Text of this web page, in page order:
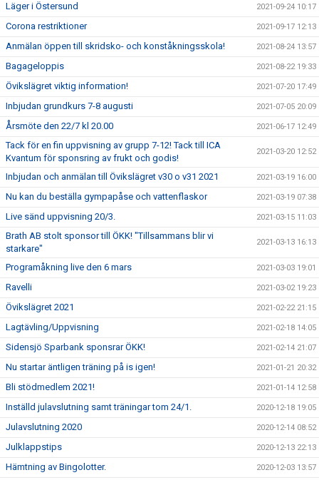
Läger i Östersund 2021-09-24 10:17
Corona restriktioner 2021-09-17 12:13
Anmälan öppen till skridsko- och konståkningsskola! 2021-08-24 13:57
Bagageloppis 2021-08-22 19:33
Övikslägret viktig information! 2021-07-20 17:49
Inbjudan grundkurs 7-8 augusti 2021-07-05 20:09
Årsmöte den 22/7 kl 20.00 2021-06-17 12:49
Tack för en fin uppvisning av grupp 7-12! Tack till ICA
Kvantum för sponsring av frukt och godis!
2021-03-20 12:52
Inbjudan och anmälan till Övikslägret v30 o v31 2021 2021-03-19 16:00
Nu kan du beställa gympapåse och vattenflaskor 2021-03-19 07:38
Live sänd uppvisning 20/3. 2021-03-15 11:03
Brath AB stolt sponsor till ÖKK! "Tillsammans blir vi
starkare"
2021-03-13 16:13
Programåkning live den 6 mars 2021-03-03 19:01
Ravelli 2021-03-02 19:23
Övikslägret 2021 2021-02-22 21:15
Lagtävling/Uppvisning 2021-02-18 14:05
Sidensjö Sparbank sponsrar ÖKK! 2021-02-14 21:07
Nu startar äntligen träning på is igen! 2021-01-21 20:32
Bli stödmedlem 2021! 2021-01-14 12:58
Inställd julavslutning samt träningar tom 24/1. 2020-12-18 19:05
Julavslutning 2020 2020-12-14 08:52
Julklappstips 2020-12-13 22:13
Hämtning av Bingolotter. 2020-12-03 13:57